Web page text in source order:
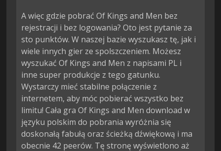
A więc gdzie pobrać Of Kings and Men bez
rejestracji i bez logowania? Oto jest pytanie za
sto punktów. W naszej bazie wyszukasz tę, jak i
wiele innych gier ze spolszczeniem. Możesz
wyszukać Of Kings and Men z napisami PL i
inne super produkcje z tego gatunku.
Wystarczy mieć stabilne połączenie z
internetem, aby móc pobierać wszystko bez
limitu! Cała gra Of Kings and Men download w
języku polskim do pobrania wyróżnia się
doskonałą fabułą oraz ścieżką dźwiękową i ma
obecnie 42 peerów. Tę stronę wyświetlono aż